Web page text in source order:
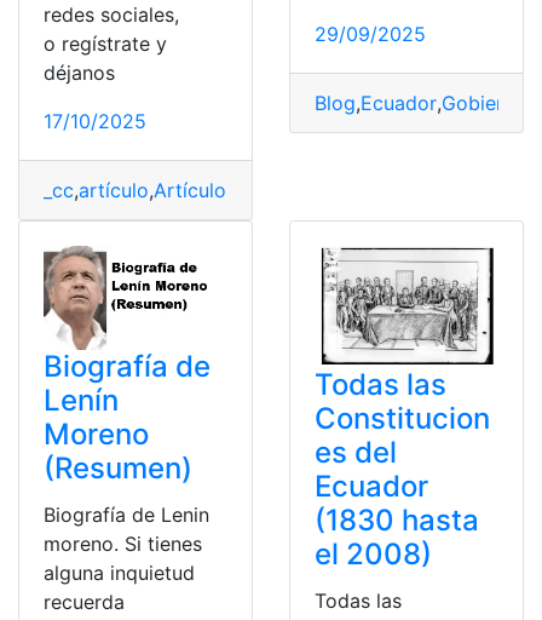
redes sociales,
o regístrate y
déjanos
17/10/2025
_cc,artículo,Artículo de opinión
29/09/2025
Blog,Ecuador,Gobierno
Biografía de
Lenín
Moreno
(Resumen)
Biografía de Lenin
moreno. Si tienes
alguna inquietud
recuerda
Todas las
Constitucion
es del
Ecuador
(1830 hasta
el 2008)
Todas las